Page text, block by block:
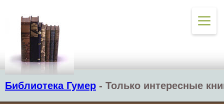
Библиотека Гумер - Только интересные